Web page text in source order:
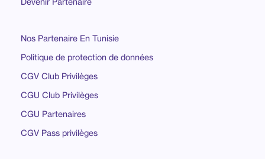
Nos Partenaire En Tunisie
Politique de protection de données
CGV Club Privilèges
CGU Club Privilèges
CGU Partenaires
CGV Pass privilèges